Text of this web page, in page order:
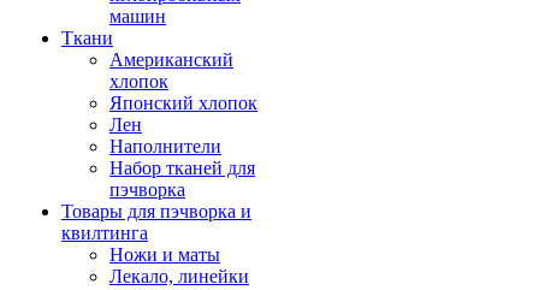
машин
Ткани
Американский
хлопок
Японский хлопок
Лен
Наполнители
Набор тканей для
пэчворка
Товары для пэчворка и
квилтинга
Ножи и маты
Лекало, линейки